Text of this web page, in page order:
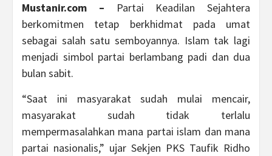
Mustanir.com –
Partai Keadilan Sejahtera
berkomitmen tetap berkhidmat pada umat
sebagai salah satu semboyannya. Islam tak lagi
menjadi simbol partai berlambang padi dan dua
bulan sabit.
“Saat ini masyarakat sudah mulai mencair,
masyarakat sudah tidak terlalu
mempermasalahkan mana partai islam dan mana
partai nasionalis,” ujar Sekjen PKS Taufik Ridho